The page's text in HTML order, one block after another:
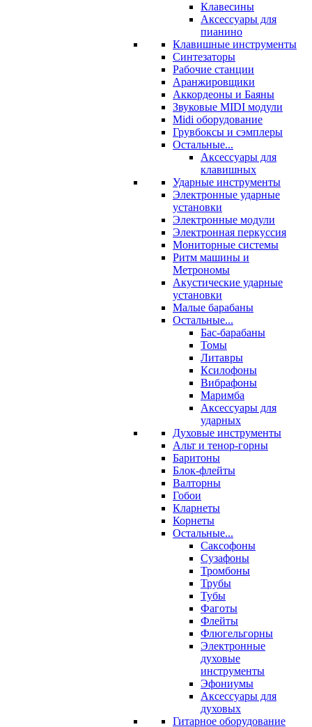
Клавесины
Аксессуары для
пианино
Клавишные инструменты
Синтезаторы
Рабочие станции
Аранжировщики
Аккордеоны и Баяны
Звуковые MIDI модули
Midi оборудование
Грувбоксы и сэмплеры
Остальные...
Аксессуары для
клавишных
Ударные инструменты
Электронные ударные
установки
Электронные модули
Электронная перкуссия
Мониторные системы
Ритм машины и
Метрономы
Акустические ударные
установки
Малые барабаны
Остальные...
Бас-барабаны
Томы
Литавры
Ксилофоны
Вибрафоны
Маримба
Аксессуары для
ударных
Духовые инструменты
Альт и тенор-горны
Баритоны
Блок-флейты
Валторны
Гобои
Кларнеты
Корнеты
Остальные...
Саксофоны
Сузафоны
Тромбоны
Трубы
Тубы
Фаготы
Флейты
Флюгельгорны
Электронные
духовые
инструменты
Эфониумы
Аксессуары для
духовых
Гитарное оборудование